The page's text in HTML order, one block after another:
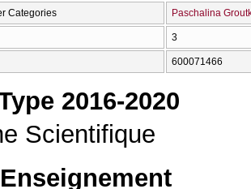
Categories Paschalina
3
600071466
2016-2020
Scientifique